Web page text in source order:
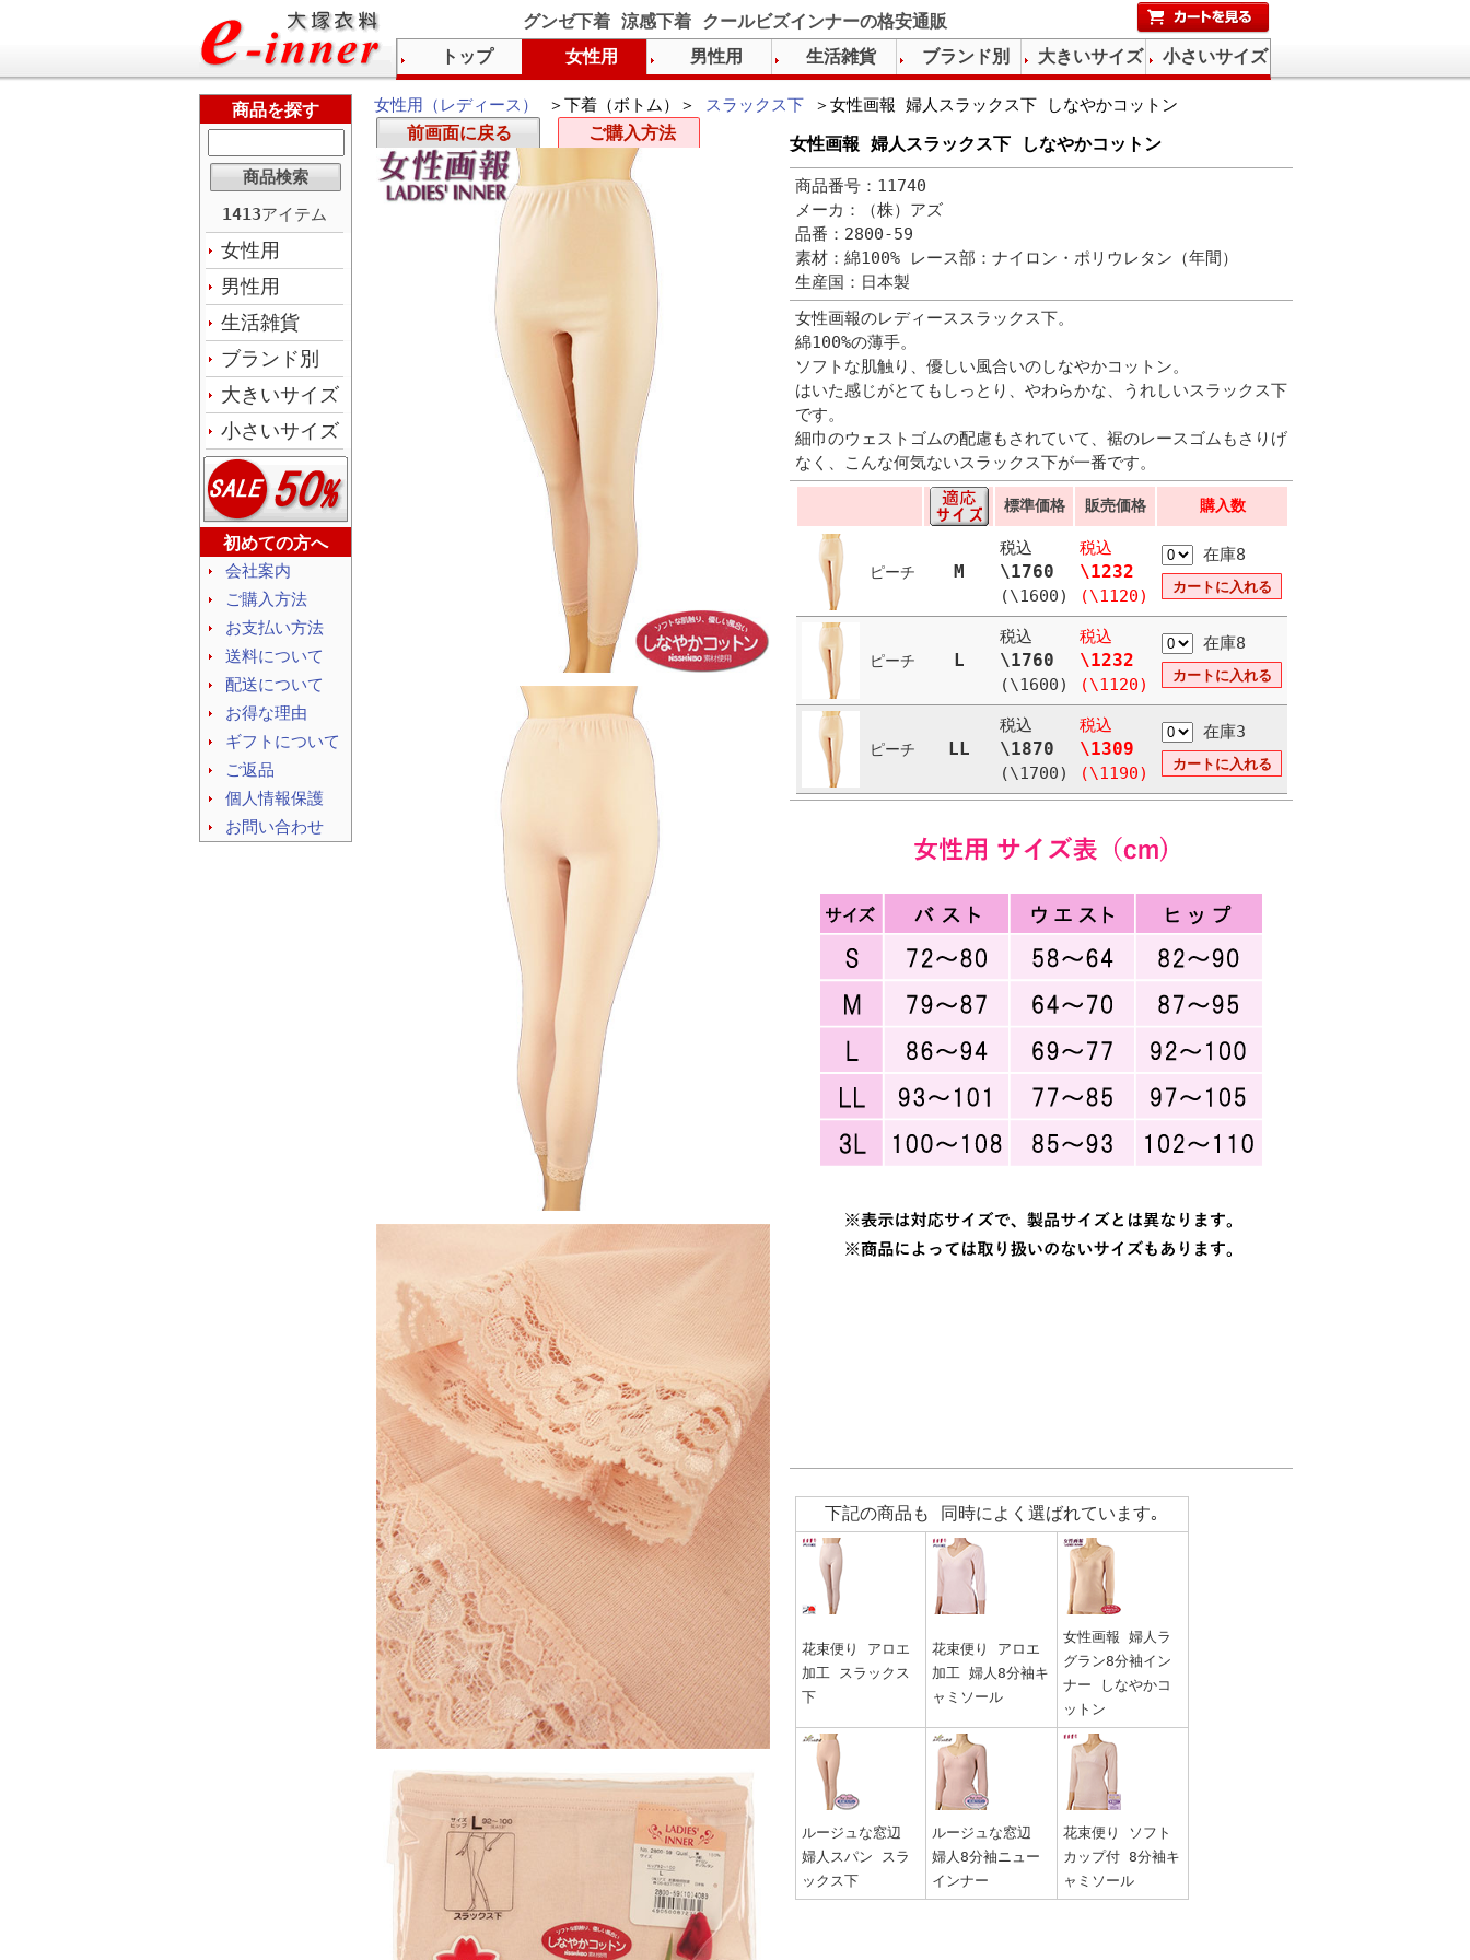
グンゼ下着 涼感下着 クールビズインナーの格安通販
女性用（レディース） ＞下着（ボトム）＞ スラックス下 ＞女性画報 婦人スラックス下 しなやかコットン
女性画報 婦人スラックス下 しなやかコットン
商品番号：11740
メーカ：（株）アズ
品番：2800-59
素材：綿100% レース部：ナイロン・ポリウレタン（年間）
生産国：日本製
女性画報のレディーススラックス下。
綿100%の薄手。
ソフトな肌触り、優しい風合いのしなやかコットン。
はいた感じがとてもしっとり、やわらかな、うれしいスラックス下
です。
細巾のウェストゴムの配慮もされていて、裾のレースゴムもさりげ
なく、こんな何気ないスラックス下が一番です。
標準価格 販売価格 購入数
ピーチ M
税込
\1760
(\1600)
税込
\1232
(\1120)
在庫8
ピーチ L
税込
\1760
(\1600)
税込
\1232
(\1120)
在庫8
ピーチ LL
税込
\1870
(\1700)
税込
\1309
(\1190)
在庫3
下記の商品も 同時によく選ばれています｡
花束便り アロエ
加工 スラックス
下
花束便り アロエ
加工 婦人8分袖キ
ャミソール
女性画報 婦人ラ
グラン8分袖イン
ナー しなやかコ
ットン
ルージュな窓辺
婦人スパン スラ
ックス下
ルージュな窓辺
婦人8分袖ニュー
インナー
花束便り ソフト
カップ付 8分袖キ
ャミソール
前画面に戻る ご購入方法
商品を探す
1413アイテム
女性用
男性用
生活雑貨
ブランド別
大きいサイズ
小さいサイズ
初めての方へ
会社案内
ご購入方法
お支払い方法
送料について
配送について
お得な理由
ギフトについて
ご返品
個人情報保護
お問い合わせ
トップ 女性用 男性用 生活雑貨 ブランド別 大きいサイズ 小さいサイズ